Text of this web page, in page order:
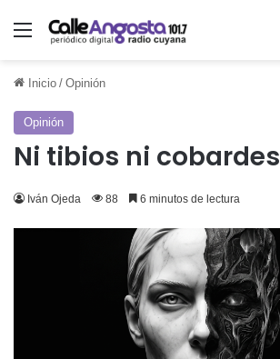
Menú
Inicio / Opinión
Opinión
Ni tibios ni cobardes
Iván Ojeda 88 6 minutos de lectura